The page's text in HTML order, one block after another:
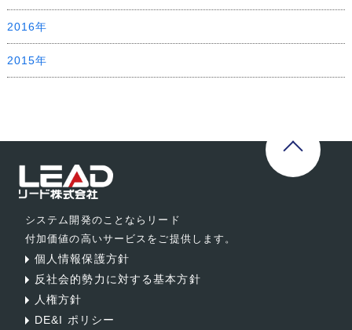
2016年
2015年
システム開発のことならリード
付加価値の高いサービスをご提供します。
個人情報保護方針
反社会的勢力に対する基本方針
人権方針
DE&I ポリシー